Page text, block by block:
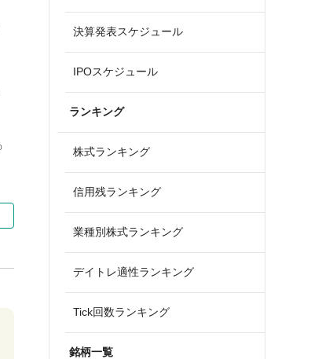
決算発表スケジュール
IPOスケジュール
ランキング
株式ランキング
信用残ランキング
業種別株式ランキング
デイトレ適性ランキング
Tick回数ランキング
銘柄一覧